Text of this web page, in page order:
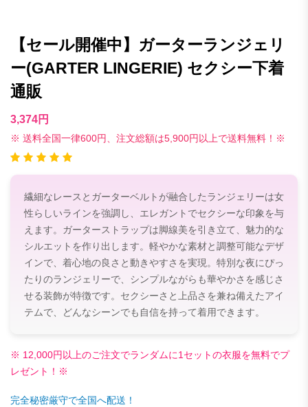
【セール開催中】ガーターランジェリ
ー(GARTER LINGERIE) セクシー下着
通販
3,374円
※ 送料全国一律600円、注文総額は5,900円以上で送料無料！※
繊細なレースとガーターベルトが融合したランジェリーは女
性らしいラインを強調し、エレガントでセクシーな印象を与
えます。ガーターストラップは脚線美を引き立て、魅力的な
シルエットを作り出します。軽やかな素材と調整可能なデザ
インで、着心地の良さと動きやすさを実現。特別な夜にぴっ
たりのランジェリーで、シンプルながらも華やかさを感じさ
せる装飾が特徴です。セクシーさと上品さを兼ね備えたアイ
テムで、どんなシーンでも自信を持って着用できます。
※ 12,000円以上のご注文でランダムに1セットの衣服を無料でプ
レゼント！※
完全秘密厳守で全国へ配送！